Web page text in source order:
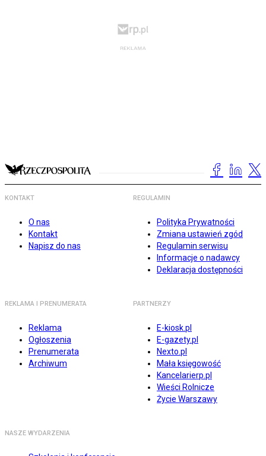
KONTAKT
O nas
Kontakt
Napisz do nas
REGULAMIN
Polityka Prywatności
Zmiana ustawień zgód
Regulamin serwisu
Informacje o nadawcy
Deklaracja dostępności
REKLAMA I PRENUMERATA
Reklama
Ogłoszenia
Prenumerata
Archiwum
PARTNERZY
E-kiosk.pl
E-gazety.pl
Nexto.pl
Mała księgowość
Kancelarierp.pl
Wieści Rolnicze
Życie Warszawy
NASZE WYDARZENIA